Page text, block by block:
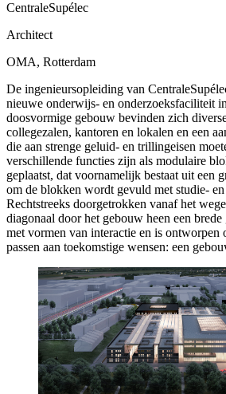
CentraleSupélec
Architect
OMA, Rotterdam
De ingenieursopleiding van
nieuwe onderwijs- en onderzoeksfaciliteit
doosvormige gebouw bevinden zich
collegezalen, kantoren en lokalen en een
die aan strenge geluid- en trillingeisen
verschillende functies zijn als modulaire
geplaatst, dat voornamelijk bestaat uit een
om de blokken wordt gevuld met studie-
Rechtstreeks doorgetrokken vanaf het
diagonaal door het gebouw heen een
met vormen van interactie en is ontworpen
passen aan toekomstige wensen: een